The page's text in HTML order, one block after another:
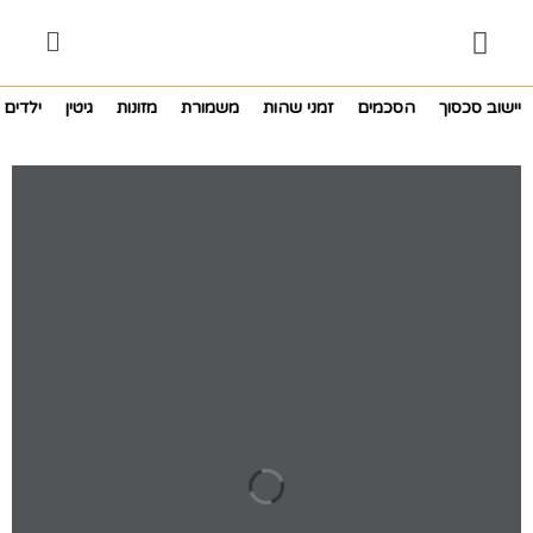
יישוב סכסוך הסכמים זמני שהות משמורת מזונות גיטין ילדים